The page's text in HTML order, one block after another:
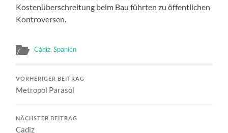
Kostenüberschreitung beim Bau führten zu öffentlichen
Kontroversen.
Cádiz,Spanien
VORHERIGER BEITRAG
Metropol Parasol
NÄCHSTER BEITRAG
Cadiz